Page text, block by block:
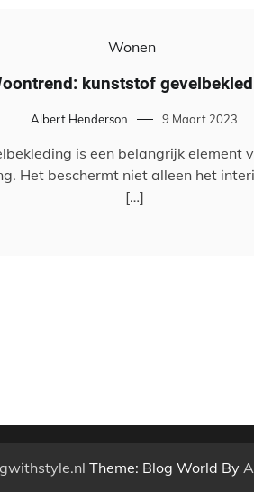
Wonen
kunststof
Albert Henderson 9 Maart 2023
is een belangrijk element
Het beschermt niet alleen het
[…]
Theme: Blog World By